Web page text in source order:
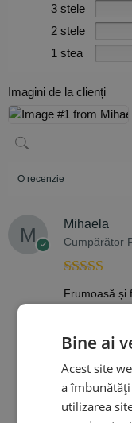
3 stele
2 stele
1 stea
Imagini de la clienți
O recenzie
Mihaela
Cumpărător
Evaluat la 5
din 5
Frumoasă și
Bine ai
Acest site
a
utilizarea